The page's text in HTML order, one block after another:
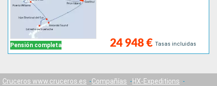
Pensión completa 24 948 € Tasas incluidas
Cruceros www.cruceros.es Compañías
HX-Expeditions